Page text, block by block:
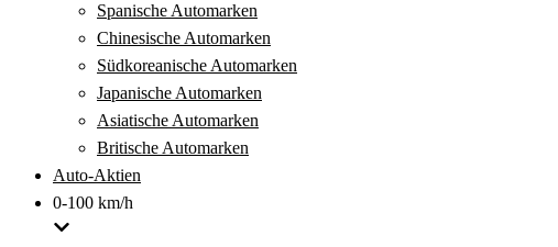
Spanische Automarken
Chinesische Automarken
Südkoreanische Automarken
Japanische Automarken
Asiatische Automarken
Britische Automarken
Auto-Aktien
0-100 km/h